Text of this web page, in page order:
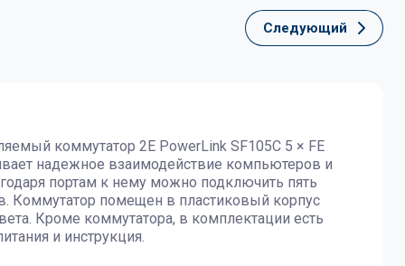
Следующий
коммутатор 2E PowerLink SF105C 5 × FE
надежное взаимодействие компьютеров и
портам к нему можно подключить пять
Коммутатор помещен в пластиковый корпус
Кроме коммутатора, в комплектации есть
и инструкция.